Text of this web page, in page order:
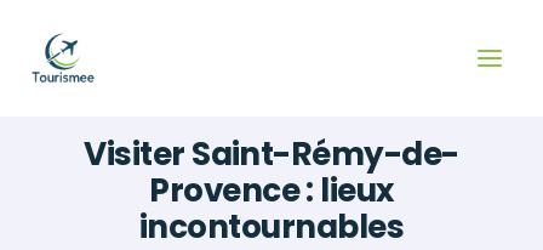
contenu
Visiter Saint-Rémy-de-
Provence : lieux
incontournables